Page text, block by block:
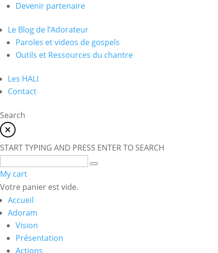
Devenir partenaire
Le Blog de l’Adorateur
Paroles et videos de gospels
Outils et Ressources du chantre
Les HALI
Contact
Search
START TYPING AND PRESS ENTER TO SEARCH
My cart
Votre panier est vide.
Accueil
Adoram
Vision
Présentation
Actions